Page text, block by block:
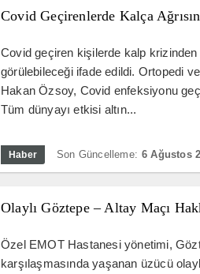
Covid Geçirenlerde Kalça
Covid geçiren kişilerde kalp krizinden
görülebileceği ifade edildi. Ortopedi
Hakan Özsoy, Covid enfeksiyonu
Tüm dünyayı etkisi altın...
Haber Son Güncelleme: 6 Ağustos
Olaylı Göztepe – Altay Maçı
Özel EMOT Hastanesi yönetimi,
karşılaşmasında yaşanan üzücü